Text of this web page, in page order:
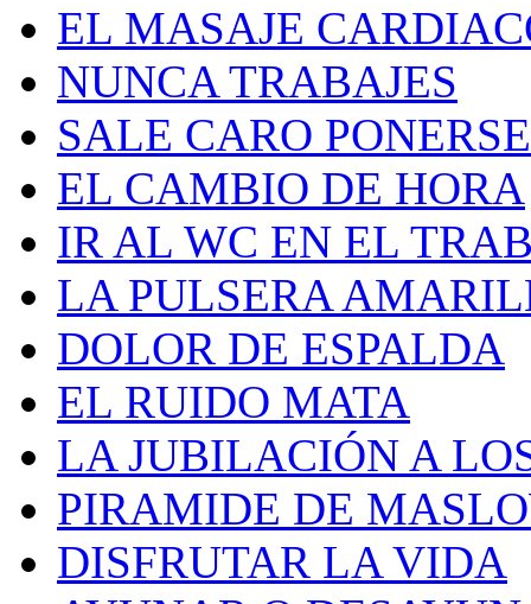
EL MASAJE
NUNCA TRABAJES
SALE CARO
EL CAMBIO DE HORA
IR AL WC EN EL
LA PULSERA
DOLOR DE ESPALDA
EL RUIDO MATA
LA JUBILACIÓN A
PIRAMIDE DE
DISFRUTAR LA VIDA